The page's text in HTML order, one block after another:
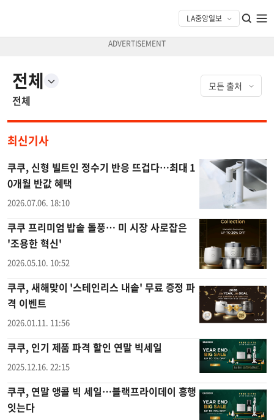
전체
전체
최신기사
쿠쿠, 신형 빌트인 정수기 반응 뜨겁다…최대 1
0개월 반값 혜택
2026.07.06. 18:10
쿠쿠 프리미엄 밥솥 돌풍… 미 시장 사로잡은
'조용한 혁신'
2026.05.10. 10:52
쿠쿠, 새해맞이 '스테인리스 내솥' 무료 증정 파
격 이벤트
2026.01.11. 11:56
쿠쿠, 인기 제품 파격 할인 연말 빅세일
2025.12.16. 22:15
쿠쿠, 연말 앵콜 빅 세일…블랙프라이데이 흥행
잇는다